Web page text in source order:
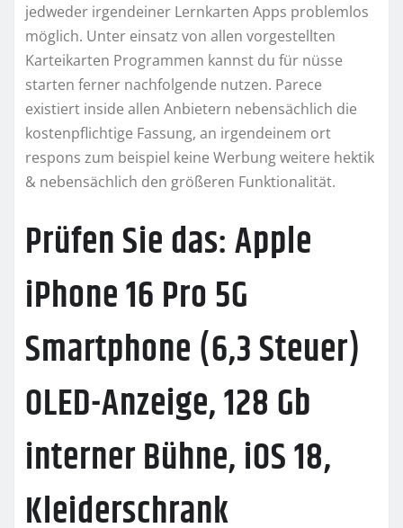
jedweder irgendeiner Lernkarten Apps problemlos
möglich. Unter einsatz von allen vorgestellten
Karteikarten Programmen kannst du für nüsse
starten ferner nachfolgende nutzen. Parece
existiert inside allen Anbietern nebensächlich die
kostenpflichtige Fassung, an irgendeinem ort
respons zum beispiel keine Werbung weitere hektik
& nebensächlich den größeren Funktionalität.
Prüfen Sie das: Apple
iPhone 16 Pro 5G
Smartphone (6,3 Steuer)
OLED-Anzeige, 128 Gb
interner Bühne, iOS 18,
Kleiderschrank